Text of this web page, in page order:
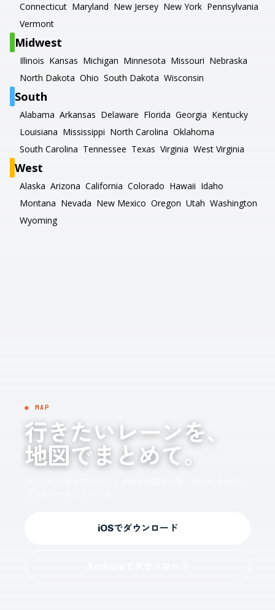
Connecticut Maryland New Jersey New York Pennsylvania
Vermont
Midwest
Illinois Kansas Michigan Minnesota Missouri Nebraska
North Dakota Ohio South Dakota Wisconsin
South
Alabama Arkansas Delaware Florida Georgia Kentucky
Louisiana Mississippi North Carolina Oklahoma
South Carolina Tennessee Texas Virginia West Virginia
West
Alaska Arizona California Colorado Hawaii Idaho
Montana Nevada New Mexico Oregon Utah Washington
Wyoming
◉ MAP
行きたいレーンを、
地図でまとめて。
iOSでダウンロード